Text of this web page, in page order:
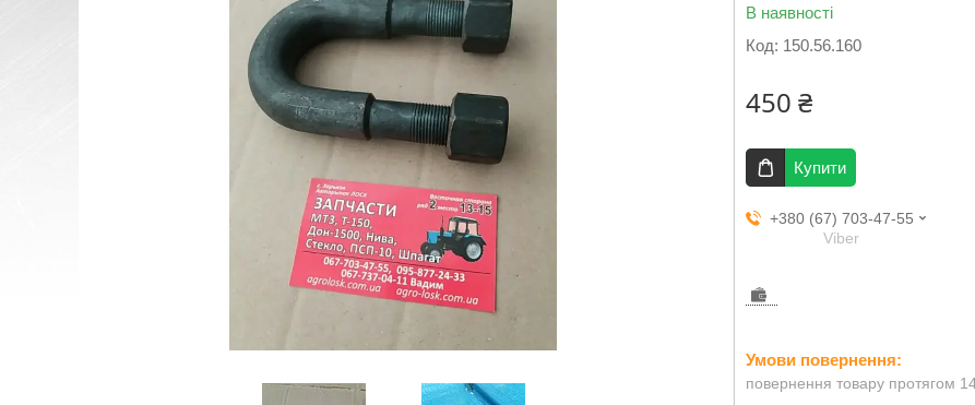
В наявності
Код: 150.56.160
450 ₴
Купити
+380 (67) 703-47-55
Viber
повернення товару протягом